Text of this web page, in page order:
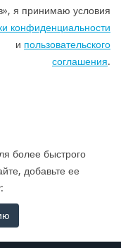
я принимаю условия
конфиденциальности
и пользовательского
соглашения.
более быстрого
добавьте ее